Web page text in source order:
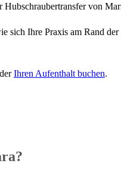
von
sich Ihre Praxis am Rand
Ihren Aufenthalt buchen.